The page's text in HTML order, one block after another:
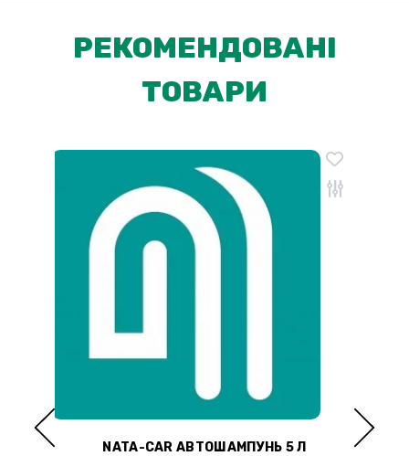
РЕКОМЕНДОВАНІ
ТОВАРИ
NATA-CAR АВТОШАМПУНЬ 5 Л